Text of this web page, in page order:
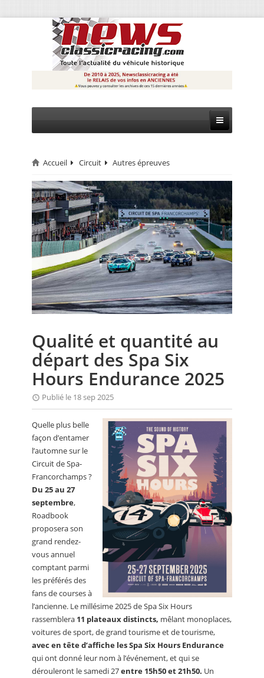
CIRCUIT
RALLYE
MONTAGNE
EVÈNEMENTS
CALENDRIER
FOCUS
ANNUAIRES
PETITES ANNONCES
Accueil Circuit Autres épreuves
Qualité et quantité au
départ des Spa Six
Hours Endurance 2025
Publié le 18 sep 2025
Quelle plus belle
façon d’entamer
l’automne sur le
Circuit de Spa-
Francorchamps ?
Du 25 au 27
septembre,
Roadbook
proposera son
grand rendez-
vous annuel
comptant parmi
les préférés des
fans de courses à
l’ancienne. Le millésime 2025 de Spa Six Hours
rassemblera 11 plateaux distincts, mêlant monoplaces,
voitures de sport, de grand tourisme et de tourisme,
avec en tête d’affiche les Spa Six Hours Endurance
qui ont donné leur nom à l’événement, et qui se
dérouleront le samedi 27entre 15h50 et 21h50. Un